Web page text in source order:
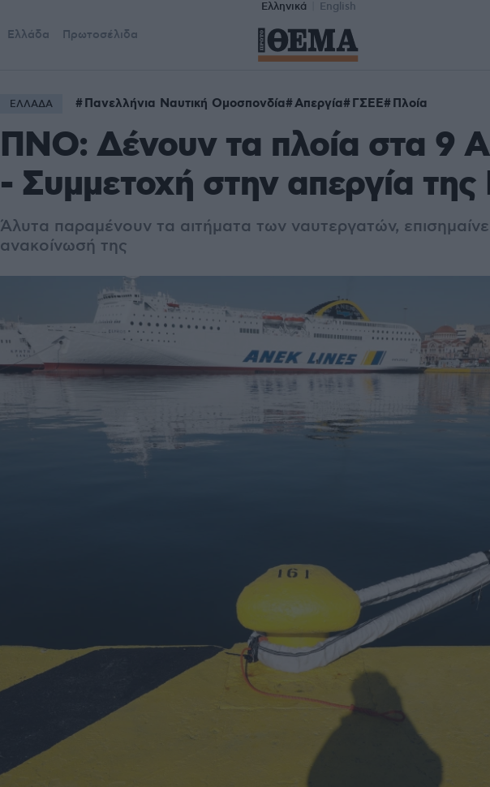
Ελληνικά English
Ελλάδα Πρωτοσέλιδα
ΕΛΛΑΔΑ Πανελλήνια Ναυτική Ομοσπονδία Απεργία ΓΣΕΕ Πλοία
ΠΝΟ: Δένουν τα πλοία στα 9
- Συμμετοχή στην απεργία
Άλυτα παραμένουν τα αιτήματα των ναυτεργατών,
ανακοίνωσή της